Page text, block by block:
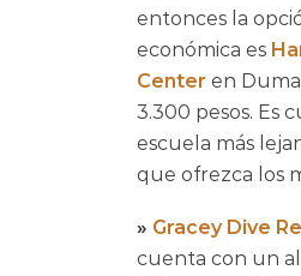
entonces la
económica es
Center en
3.300 pesos. Es
escuela más
que ofrezca los
» Gracey Dive
cuenta con un